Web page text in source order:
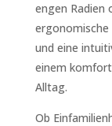
engen Radien
und eine
einem
Alltag.
Ob